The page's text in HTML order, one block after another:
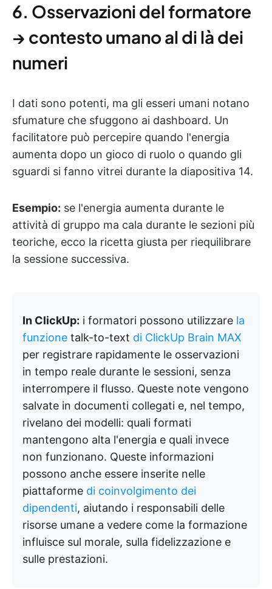
6. Osservazioni del formatore
→ contesto umano al di là dei
numeri
I dati sono potenti, ma gli esseri umani notano
sfumature che sfuggono ai dashboard. Un
facilitatore può percepire quando l'energia
aumenta dopo un gioco di ruolo o quando gli
sguardi si fanno vitrei durante la diapositiva 14.
Esempio: se l'energia aumenta durante le
attività di gruppo ma cala durante le sezioni più
teoriche, ecco la ricetta giusta per riequilibrare
la sessione successiva.
In ClickUp: i formatori possono utilizzare la
funzione talk-to-text di ClickUp Brain MAX
per registrare rapidamente le osservazioni
in tempo reale durante le sessioni, senza
interrompere il flusso. Queste note vengono
salvate in documenti collegati e, nel tempo,
rivelano dei modelli: quali formati
mantengono alta l'energia e quali invece
non funzionano. Queste informazioni
possono anche essere inserite nelle
piattaforme di coinvolgimento dei
dipendenti, aiutando i responsabili delle
risorse umane a vedere come la formazione
influisce sul morale, sulla fidelizzazione e
sulle prestazioni.